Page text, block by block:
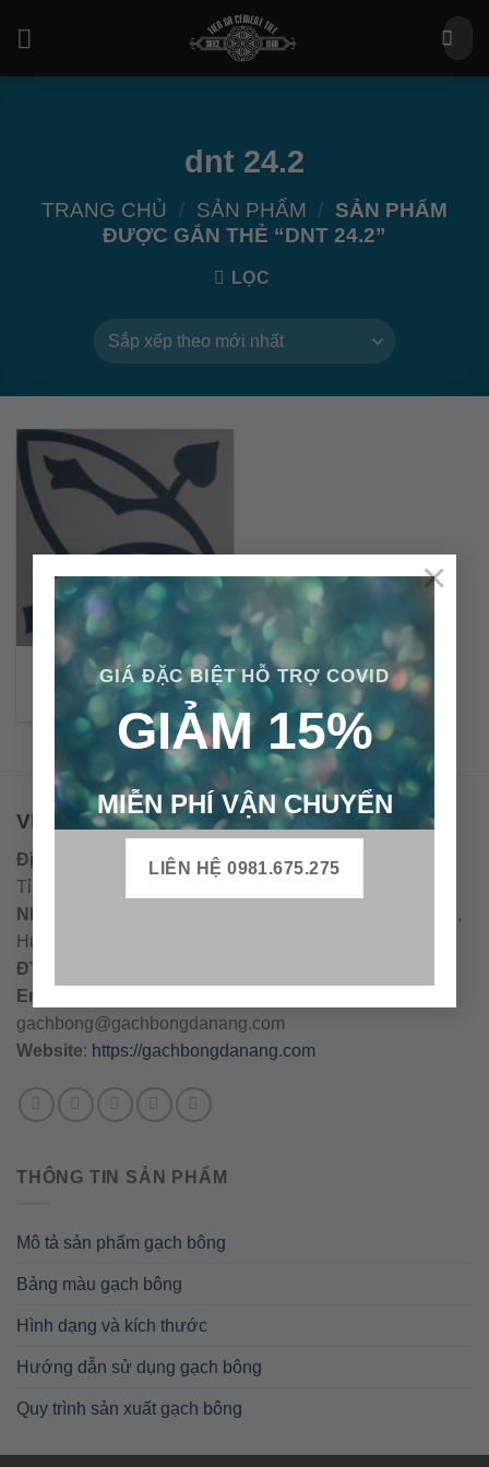
GIÁ ĐẶC BIỆT HỖ TRỢ COVID
GIẢM 15%
MIỄN PHÍ VẬN CHUYỂN
LIÊN HỆ 0981.675.275
×
Tìm
kiếm:
dnt 24.2
TRANG CHỦ / SẢN PHẨM / SẢN PHẨM
ĐƯỢC GẮN THẺ “DNT 24.2”
LỌC
Gạch bông cổ điển CTS
24.2
VPĐD - CTY TNHH GẠCH BÔNG VIỆT NAM
Địa chỉ:
CCN Quán Lát, Xã Đức Chánh, Huyện Mộ Đức,
Tỉnh Quảng Ngãi
Nhà máy miền trung:
L1 CCN Quán Lát, Xã Đức Chánh,
Huyện Mộ Đức, Tỉnh Quảng Ngãi, Việt Nam
ĐT
Email
gachbong@gachbongdanang.com
Website: https://gachbongdanang.com
THÔNG TIN SẢN PHẨM
Mô tả sản phẩm gạch bông
Bảng màu gạch bông
Hình dạng và kích thước
Hướng dẫn sử dụng gạch bông
Quy trình sản xuất gạch bông